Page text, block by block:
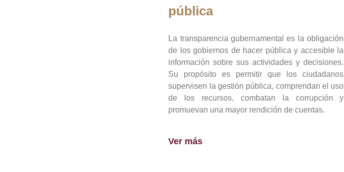
pública
La transparencia gubernamental es la obligación
de los gobiernos de hacer pública y accesible la
información sobre sus actividades y decisiones.
Su propósito es permitir que los ciudadanos
supervisen la gestión pública, comprendan el uso
de los recursos, combatan la corrupción y
promuevan una mayor rendición de cuentas.
Ver más